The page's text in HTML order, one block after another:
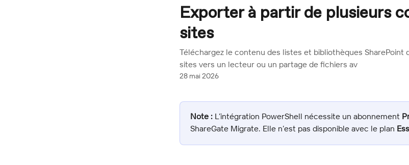
Exporter à partir de plusieurs
sites
Téléchargez le contenu des listes et bibliothèques SharePoint
sites vers un lecteur ou un partage de fichiers av
28 mai 2026
Note : L’intégration PowerShell nécessite un abonnement
ShareGate Migrate. Elle n’est pas disponible avec le plan